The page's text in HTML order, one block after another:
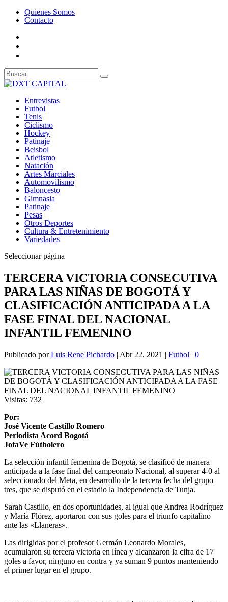
Quienes Somos
Contacto
Entrevistas
Futbol
Tenis
Ciclismo
Hockey
Patinaje
Beisbol
Atletismo
Natación
Artes Marciales
Automovilismo
Baloncesto
Gimnasia
Patinaje
Pesas
Otros Deportes
Cultura & Entretenimiento
Variedades
Seleccionar página
TERCERA VICTORIA CONSECUTIVA
PARA LAS NIÑAS DE BOGOTÁ Y
CLASIFICACIÓN ANTICIPADA A LA
FASE FINAL DEL NACIONAL
INFANTIL FEMENINO
Publicado porLuis Rene Pichardo | Abr 22, 2021 | Futbol | 0
Visitas: 732
Por:
José Vicente Castillo Romero
Periodista Acord Bogotá
JotaVe Fútbolero
La selección infantil femenina de Bogotá, se clasificó de manera
anticipada a la fase final del campeonato Nacional, al superar 4-0 al
seleccionado del Meta, en desarrollo de la tercera fecha del grupo
tres, que se disputó en el estadio la Independencia de Tunja.
Sarah Castillo, en dos oportunidades, al igual que Andrea Rodríguez
y María Flórez, aportaron con sus goles para el triunfo capitalino
ante las «Llaneras».
Las dirigidas por el profesor Germán Leonardo Morales,
acumularon su tercera victoria en línea y alcanzaron la cifra de 17
goles a favor, ninguno en contra y ya suman 9 puntos manteniendo
el primer lugar en el grupo.